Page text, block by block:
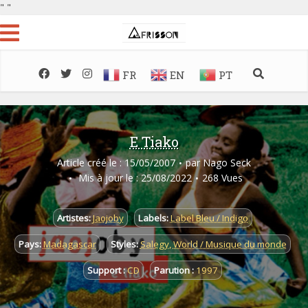
" "
FR EN PT
E Tiako
Article créé le : 15/05/2007 par Nago Seck
Mis à jour le : 25/08/2022
268 Vues
Artistes:Jaojoby Labels:Label Bleu / Indigo
Pays:Madagascar Styles:Salegy,World / Musique du monde
Support :CD Parution :1997